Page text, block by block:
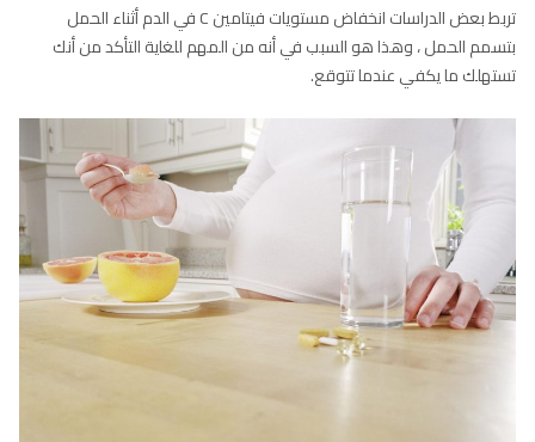
تربط بعض الدراسات انخفاض مستويات فيتامين C في الدم أثناء الحمل
بتسمم الحمل ، وهذا هو السبب في أنه من المهم للغاية التأكد من أنك
تستهلك ما يكفي عندما تتوقع.